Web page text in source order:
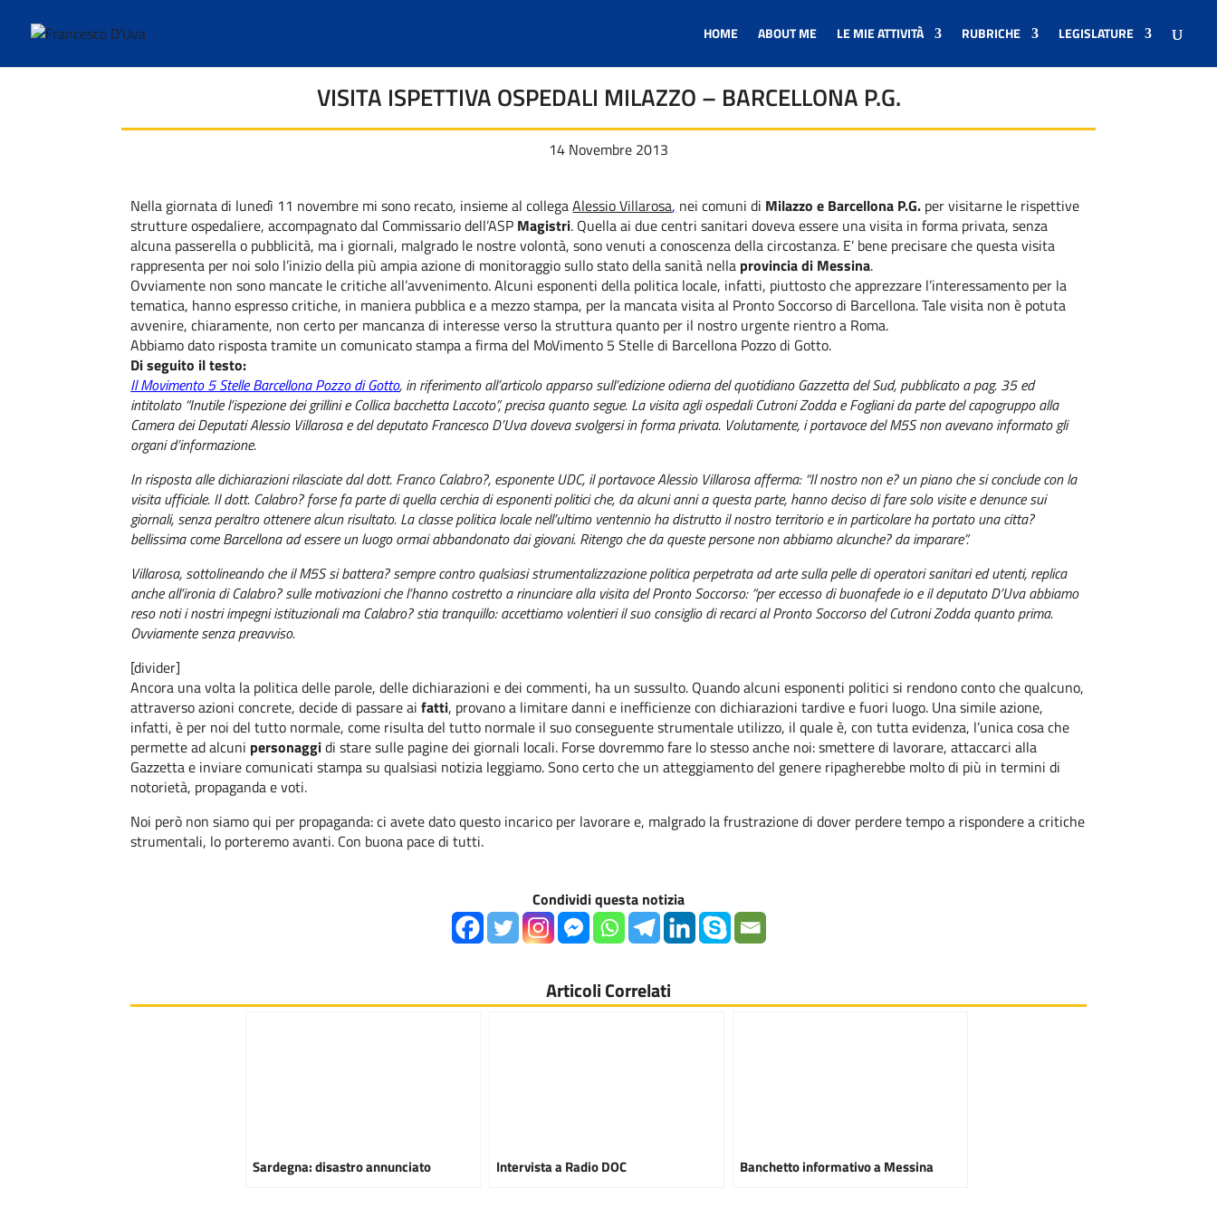
HOME ABOUT ME LE MIE ATTIVITÀ RUBRICHE LEGISLATURE
VISITA ISPETTIVA OSPEDALI MILAZZO – BARCELLONA P.G.
14 Novembre 2013
Nella giornata di lunedì 11 novembre mi sono recato, insieme al collegaAlessio Villarosa, nei comuni di Milazzo e Barcellona P.G. per visitarne le rispettive
strutture ospedaliere, accompagnato dal Commissario dell’ASP Magistri. Quella ai due centri sanitari doveva essere una visita in forma privata, senza
alcuna passerella o pubblicità, ma i giornali, malgrado le nostre volontà, sono venuti a conoscenza della circostanza. E’ bene precisare che questa visita
rappresenta per noi solo l’inizio della più ampia azione di monitoraggio sullo stato della sanità nella provincia di Messina.
Ovviamente non sono mancate le critiche all’avvenimento. Alcuni esponenti della politica locale, infatti, piuttosto che apprezzare l’interessamento per la
tematica, hanno espresso critiche, in maniera pubblica e a mezzo stampa, per la mancata visita al Pronto Soccorso di Barcellona. Tale visita non è potuta
avvenire, chiaramente, non certo per mancanza di interesse verso la struttura quanto per il nostro urgente rientro a Roma.
Abbiamo dato risposta tramite un comunicato stampa a firma del MoVimento 5 Stelle di Barcellona Pozzo di Gotto.
Di seguito il testo:
Il Movimento 5 Stelle Barcellona Pozzo di Gotto, in riferimento all’articolo apparso sull’edizione odierna del quotidiano Gazzetta del Sud, pubblicato a pag. 35 ed
intitolato “Inutile l’ispezione dei grillini e Collica bacchetta Laccoto”, precisa quanto segue. La visita agli ospedali Cutroni Zodda e Fogliani da parte del capogruppo alla
Camera dei Deputati Alessio Villarosa e del deputato Francesco D’Uva doveva svolgersi in forma privata. Volutamente, i portavoce del M5S non avevano informato gli
organi d’informazione.
In risposta alle dichiarazioni rilasciate dal dott. Franco Calabro?, esponente UDC, il portavoce Alessio Villarosa afferma: “Il nostro non e? un piano che si conclude con la
visita ufficiale. Il dott. Calabro? forse fa parte di quella cerchia di esponenti politici che, da alcuni anni a questa parte, hanno deciso di fare solo visite e denunce sui
giornali, senza peraltro ottenere alcun risultato. La classe politica locale nell’ultimo ventennio ha distrutto il nostro territorio e in particolare ha portato una citta?
bellissima come Barcellona ad essere un luogo ormai abbandonato dai giovani. Ritengo che da queste persone non abbiamo alcunche? da imparare”.
Villarosa, sottolineando che il M5S si battera? sempre contro qualsiasi strumentalizzazione politica perpetrata ad arte sulla pelle di operatori sanitari ed utenti, replica
anche all’ironia di Calabro? sulle motivazioni che l’hanno costretto a rinunciare alla visita del Pronto Soccorso: “per eccesso di buonafede io e il deputato D’Uva abbiamo
reso noti i nostri impegni istituzionali ma Calabro? stia tranquillo: accettiamo volentieri il suo consiglio di recarci al Pronto Soccorso del Cutroni Zodda quanto prima.
Ovviamente senza preavviso.
[divider]
Ancora una volta la politica delle parole, delle dichiarazioni e dei commenti, ha un sussulto. Quando alcuni esponenti politici si rendono conto che qualcuno,
attraverso azioni concrete, decide di passare aifatti, provano a limitare danni e inefficienze con dichiarazioni tardive e fuori luogo. Una simile azione,
infatti, è per noi del tutto normale, come risulta del tutto normale il suo conseguente strumentale utilizzo, il quale è, con tutta evidenza, l’unica cosa che
permette ad alcuni personaggidi stare sulle pagine dei giornali locali. Forse dovremmo fare lo stesso anche noi: smettere di lavorare, attaccarci alla
Gazzetta e inviare comunicati stampa su qualsiasi notizia leggiamo. Sono certo che un atteggiamento del genere ripagherebbe molto di più in termini di
notorietà, propaganda e voti.
Noi però non siamo qui per propaganda: ci avete dato questo incarico per lavorare e, malgrado la frustrazione di dover perdere tempo a rispondere a critiche
strumentali, lo porteremo avanti. Con buona pace di tutti.
Condividi questa notizia
Articoli Correlati
Sardegna: disastro annunciato Intervista a Radio DOC Banchetto informativo a Messina